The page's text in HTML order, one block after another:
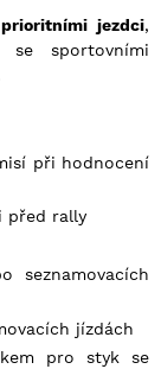
jezdci,
sportovními
při hodnocení
před rally
seznamovacích
jízdách
pro styk se